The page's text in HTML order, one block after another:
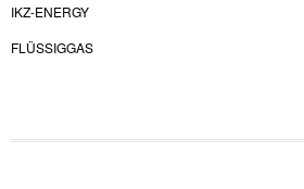
IKZ-ENERGY
FLÜSSIGGAS